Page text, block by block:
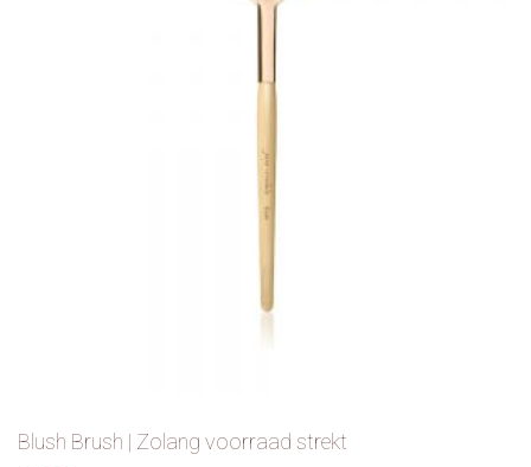
Blush Brush | Zolang voorraad strekt